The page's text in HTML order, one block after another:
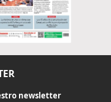
newsletter